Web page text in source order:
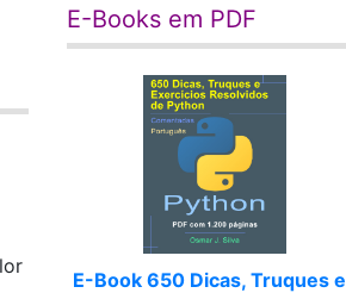
E-Books em PDF
E-Book 650 Dicas, Truques e